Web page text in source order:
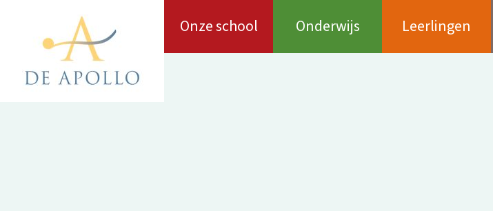
inhoud
Onze school Onderwijs Leerlingen